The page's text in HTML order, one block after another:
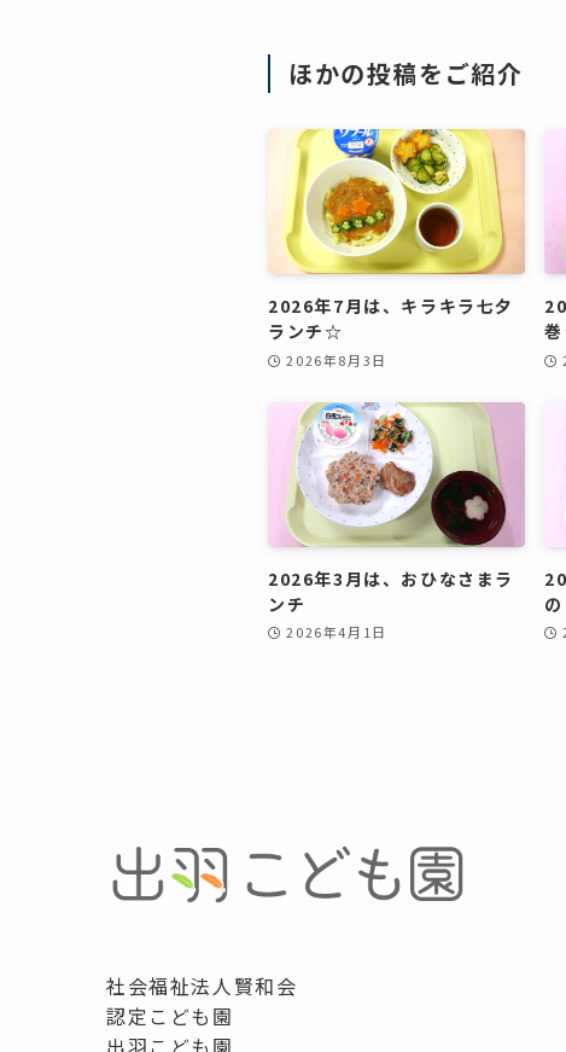
ほかの投稿をご紹介
2026年7月は、キラキラ七夕
ランチ☆
2026年8月3日
巻
2026年3月は、おひなさまラ
ンチ
2026年4月1日
社会福祉法人賢和会
認定こども園